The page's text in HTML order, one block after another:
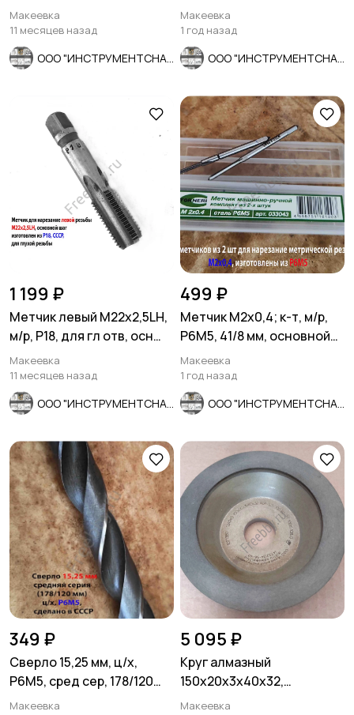
22, прямой, для ГАЗ, ЗИЛ,
ПАЗ.
Макеевка
11 месяцев назад
20х12х100, Т5К10, 2101-
0009, ГОСТ 18879
Макеевка
1 год назад
1 199 ₽
Метчик левый М22х2,5LH,
м/р, Р18, для гл отв, осн
шаг, 112/37 мм, СССР
Макеевка
11 месяцев назад
499 ₽
Метчик М2х0,4; к-т, м/р,
Р6М5, 41/8 мм, основной
шаг, шлифованный.
Макеевка
1 год назад
349 ₽
Сверло 15,25 мм, ц/х,
Р6М5, сред сер, 178/120
мм, В1, 2300-0231, СССР.
Макеевка
5 095 ₽
Круг алмазный
150х20х3х40х32,
чашечный, АС4, 12А2-45,
Макеевка